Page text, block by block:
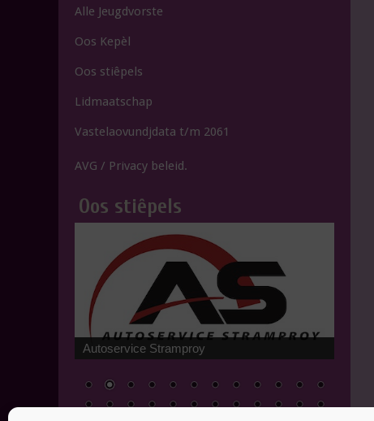
Alle Jeugdvorste
Oos Kepèl
Oos stiêpels
Lidmaatschap
Vastelaovundjdata t/m 2061
AVG / Privacy beleid.
Oos stiêpels
Tuincentrum 't Tunnelke